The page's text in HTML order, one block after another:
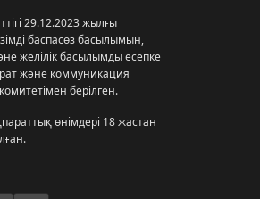
29.12.2023 жылғы
баспасөз басылымын,
желілік басылымды есепке
және коммуникация
берілген.
өнімдері 18 жастан